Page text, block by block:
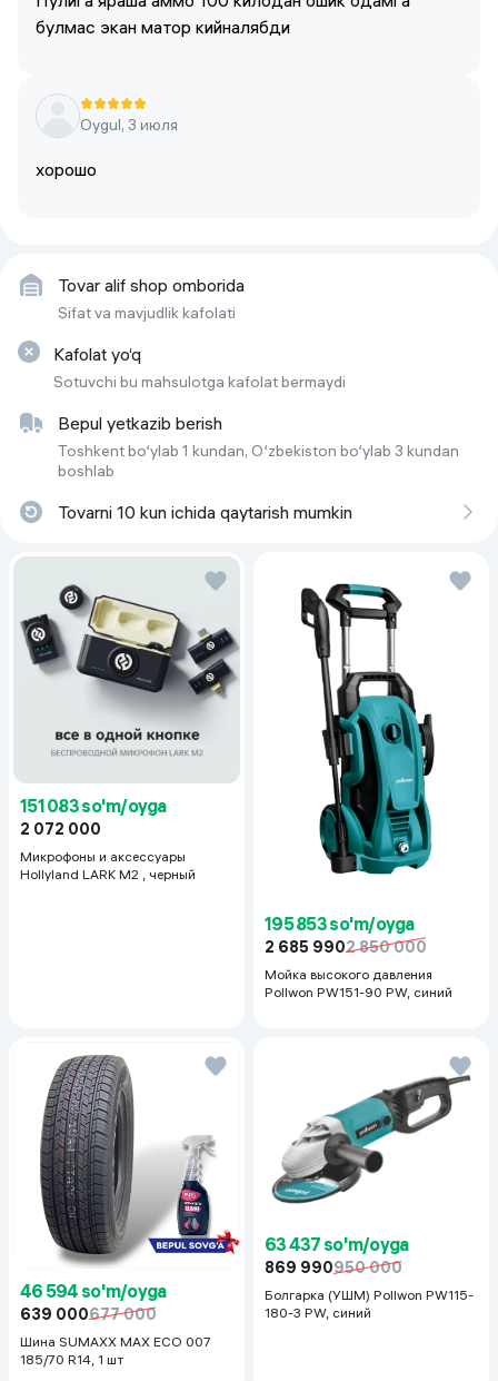
булмас экан матор кийналябди
Oygul, 3 июля
хорошо
Tovar alif shop omborida
Sifat va mavjudlik kafolati
Kafolat yo‘q
Sotuvchi bu mahsulotga kafolat bermaydi
Bepul yetkazib berish
Toshkent bo‘ylab 1 kundan, O‘zbekiston bo‘ylab 3 kundan
boshlab
Tovarni 10 kun ichida qaytarish mumkin
151 083 so'm/oyga
2 072 000
Микрофоны и аксессуары
Hollyland LARK M2 , черный
195 853 so'm/oyga
2 685 9902 850 000
Мойка высокого давления
Pollwon PW151-90 PW, синий
46 594 so'm/oyga
639 000677 000
Шина SUMAXX MAX ECO 007
185/70 R14, 1 шт
63 437 so'm/oyga
869 990950 000
Болгарка (УШМ) Pollwon PW115-
180-3 PW, синий